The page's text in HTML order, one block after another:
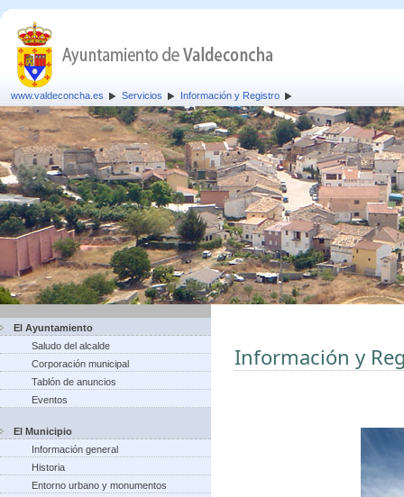
www.valdeconcha.es Servicios Información y Registro
El Ayuntamiento
Saludo del alcalde
Corporación municipal
Tablón de anuncios
Eventos
El Municipio
Información general
Historia
Entorno urbano y monumentos
Información y